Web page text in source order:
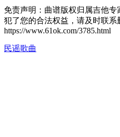
免责声明：曲谱版权归属吉他
犯了您的合法权益，请及时联系
https://www.61ok.com/3785.html
民谣歌曲